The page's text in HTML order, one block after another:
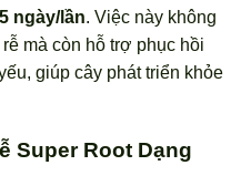
ngày/lần. Việc này không
mà còn hỗ trợ phục hồi
giúp cây phát triển khỏe
Super Root Dạng